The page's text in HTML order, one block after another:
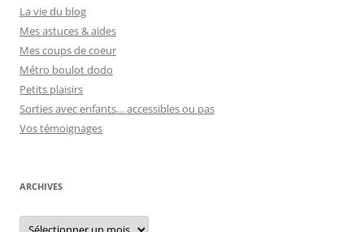
La vie du blog
Mes astuces & aides
Mes coups de coeur
Métro boulot dodo
Petits plaisirs
Sorties avec enfants… accessibles ou pas
Vos témoignages
ARCHIVES
Archives